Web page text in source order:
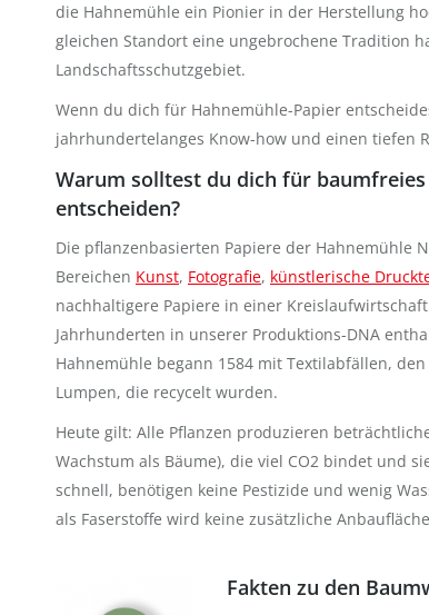
die Hahnemühle ein Pionier in der Herstellung
gleichen Standort eine ungebrochene Tradition
Landschaftsschutzgebiet.
Wenn du dich für Hahnemühle-Papier
jahrhundertelanges Know-how und einen tiefen
Warum solltest du dich für
entscheiden?
Die pflanzenbasierten Papiere der Hahnemühle
Bereichen Kunst, Fotografie, künstlerische
nachhaltigere Papiere in einer
Jahrhunderten in unserer Produktions-DNA
Hahnemühle begann 1584 mit Textilabfällen,
Lumpen, die recycelt wurden.
Heute gilt: Alle Pflanzen produzieren
Wachstum als Bäume), die viel CO2 bindet und
schnell, benötigen keine Pestizide und wenig
als Faserstoffe wird keine zusätzliche
Fakten zu den